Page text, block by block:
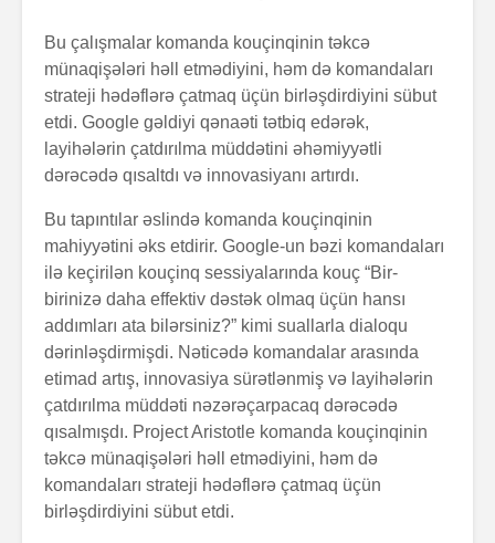
Bu çalışmalar komanda kouçinqinin təkcə
münaqişələri həll etmədiyini, həm də komandaları
strateji hədəflərə çatmaq üçün birləşdirdiyini sübut
etdi. Google gəldiyi qənaəti tətbiq edərək,
layihələrin çatdırılma müddətini əhəmiyyətli
dərəcədə qısaltdı və innovasiyanı artırdı.
Bu tapıntılar əslində komanda kouçinqinin
mahiyyətini əks etdirir. Google-un bəzi komandaları
ilə keçirilən kouçinq sessiyalarında kouç “Bir-
birinizə daha effektiv dəstək olmaq üçün hansı
addımları ata bilərsiniz?” kimi suallarla dialoqu
dərinləşdirmişdi. Nəticədə komandalar arasında
etimad artış, innovasiya sürətlənmiş və layihələrin
çatdırılma müddəti nəzərəçarpacaq dərəcədə
qısalmışdı. Project Aristotle komanda kouçinqinin
təkcə münaqişələri həll etmədiyini, həm də
komandaları strateji hədəflərə çatmaq üçün
birləşdirdiyini sübut etdi.